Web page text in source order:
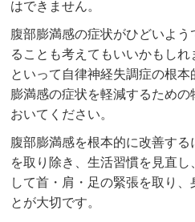
はできません。
腹部膨満感の症状がひどいよ
ることも考えてもいいかもし
といって自律神経失調症の根
膨満感の症状を軽減するため
おいてください。
腹部膨満感を根本的に改善す
を取り除き、生活習慣を見直
して首・肩・足の緊張を取り
とが大切です。